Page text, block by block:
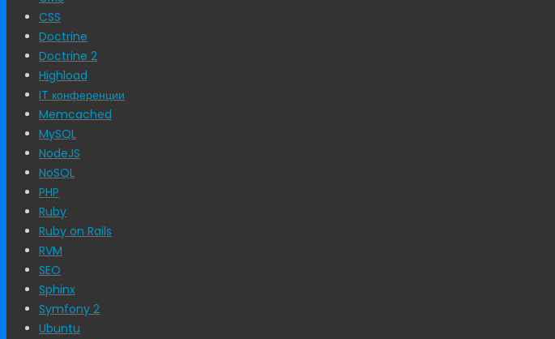
CSS
Doctrine
Doctrine 2
Highload
IT конференции
Memcached
MySQL
NodeJS
NoSQL
PHP
Ruby
Ruby on Rails
RVM
SEO
Sphinx
Symfony 2
Ubuntu